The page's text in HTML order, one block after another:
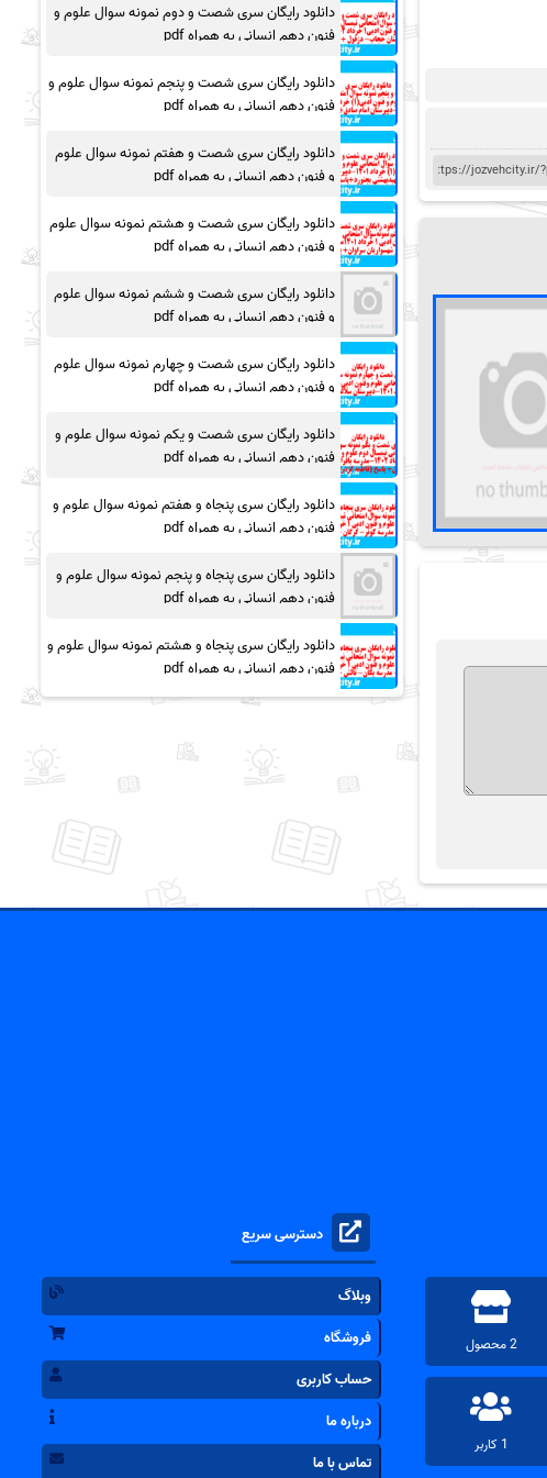
دانلود رایگان سری شصت و دوم نمونه سوال علوم و
فنون دهم انسانی به همراه pdf
دانلود رایگان سری شصت و پنجم نمونه سوال علوم و
فنون دهم انسانی به همراه pdf
دانلود رایگان سری شصت و هفتم نمونه سوال علوم
و فنون دهم انسانی به همراه pdf
دانلود رایگان سری شصت و هشتم نمونه سوال علوم
و فنون دهم انسانی به همراه pdf
دانلود رایگان سری شصت و ششم نمونه سوال علوم
و فنون دهم انسانی به همراه pdf
دانلود رایگان سری شصت و چهارم نمونه سوال علوم
و فنون دهم انسانی به همراه pdf
دانلود رایگان سری شصت و یکم نمونه سوال علوم و
فنون دهم انسانی به همراه pdf
دانلود رایگان سری پنجاه و هفتم نمونه سوال علوم و
فنون دهم انسانی به همراه pdf
دانلود رایگان سری پنجاه و پنجم نمونه سوال علوم و
فنون دهم انسانی به همراه pdf
دانلود رایگان سری پنجاه و هشتم نمونه سوال علوم و
فنون دهم انسانی به همراه pdf
2 محصول
1 کاربر
دسترسی سریع
وبلاگ
فروشگاه
حساب کاربری
درباره ما
تماس با ما